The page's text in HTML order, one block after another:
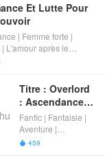
Et Lutte Pour
| Femme forte |
| L'amour après le
| Suspense
Titre : Overlord
: Ascendance
Du Roi Déchu
Fanfic | Fantaisie |
Aventure |
Suspense
 459